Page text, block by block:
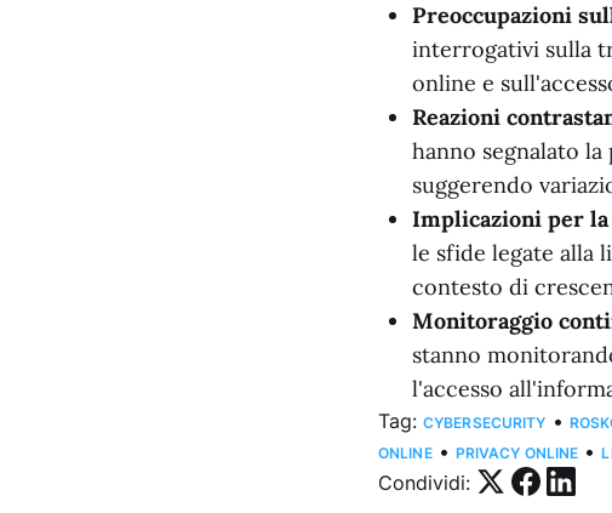
Preoccupazioni
interrogativi sulla
online e
Reazioni
hanno segnalato
suggerendo
Implicazioni per
le sfide legate alla
contesto di
Monitoraggio
stanno
l'accesso
Tag: CYBERSECURITY •
ONLINE • PRIVACY ONLINE •
Condividi: